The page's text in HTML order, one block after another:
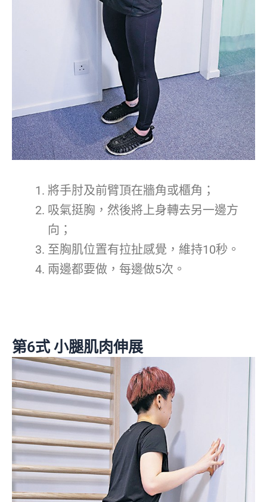
將手肘及前臂頂在牆角或櫃角；
吸氣挺胸，然後將上身轉去另一邊方
向；
至胸肌位置有拉扯感覺，維持10秒。
兩邊都要做，每邊做5次。
第6式 小腿肌肉伸展